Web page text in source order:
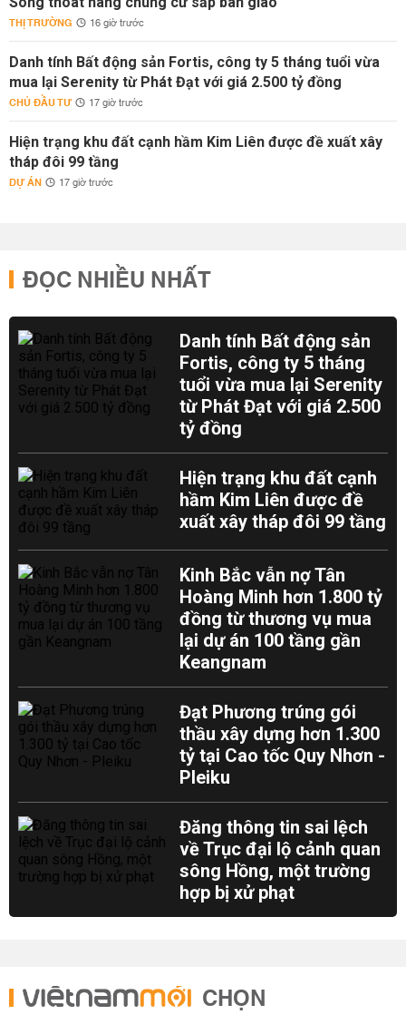
THỊ TRƯỜNG 16 giờ trước
Danh tính Bất động sản Fortis, công ty 5 tháng tuổi vừa
mua lại Serenity từ Phát Đạt với giá 2.500 tỷ đồng
CHỦ ĐẦU TƯ 17 giờ trước
Hiện trạng khu đất cạnh hầm Kim Liên được đề xuất xây
tháp đôi 99 tầng
DỰ ÁN 17 giờ trước
ĐỌC NHIỀU NHẤT
Danh tính Bất động sản
Fortis, công ty 5 tháng
tuổi vừa mua lại Serenity
từ Phát Đạt với giá 2.500
tỷ đồng
Hiện trạng khu đất cạnh
hầm Kim Liên được đề
xuất xây tháp đôi 99 tầng
Kinh Bắc vẫn nợ Tân
Hoàng Minh hơn 1.800 tỷ
đồng từ thương vụ mua
lại dự án 100 tầng gần
Keangnam
Đạt Phương trúng gói
thầu xây dựng hơn 1.300
tỷ tại Cao tốc Quy Nhơn -
Pleiku
Đăng thông tin sai lệch
về Trục đại lộ cảnh quan
sông Hồng, một trường
hợp bị xử phạt
CHỌN